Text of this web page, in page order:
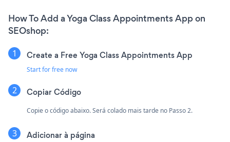
How To Add a Yoga Class Appointments App on
SEOshop:
Create a Free Yoga Class Appointments App
Start for free now
Copiar Código
Copie o código abaixo. Será colado mais tarde no Passo 2.
Adicionar à página